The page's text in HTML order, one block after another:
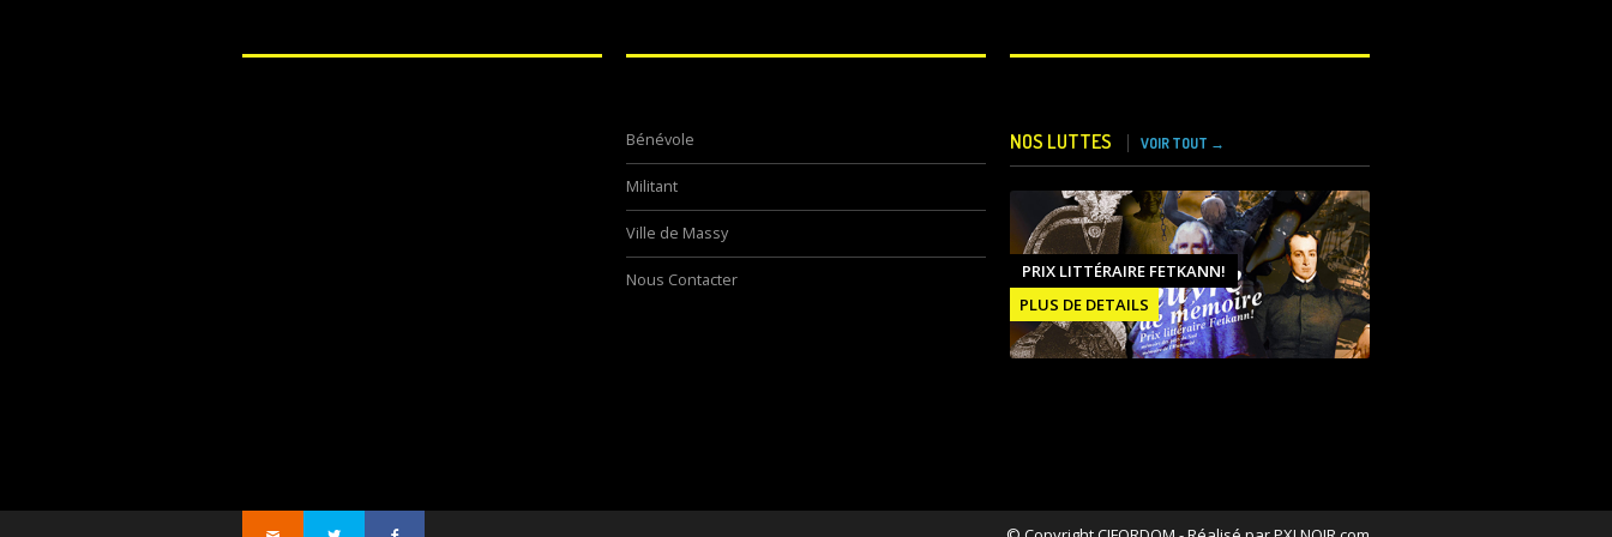
Bénévole
Militant
Ville de Massy
Nous Contacter
NOS LUTTES VOIR TOUT →
PRIX LITTÉRAIRE FETKANN!
PLUS DE DETAILS